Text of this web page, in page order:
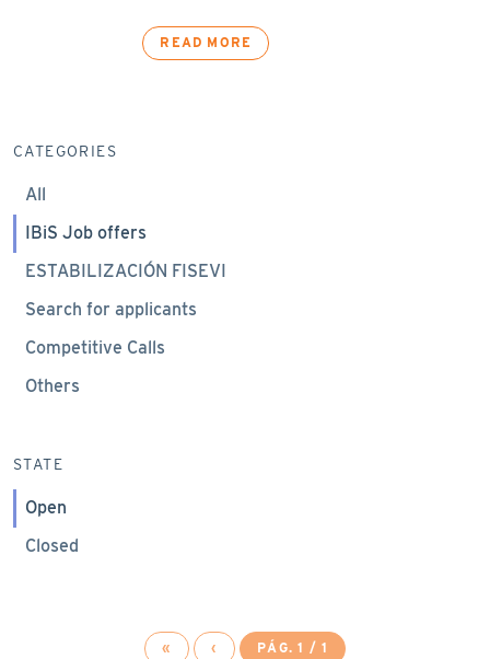
READ MORE
CATEGORIES
All
IBiS Job offers
ESTABILIZACIÓN FISEVI
Search for applicants
Competitive Calls
Others
STATE
Open
Closed
« ‹ PÁG. 1 / 1